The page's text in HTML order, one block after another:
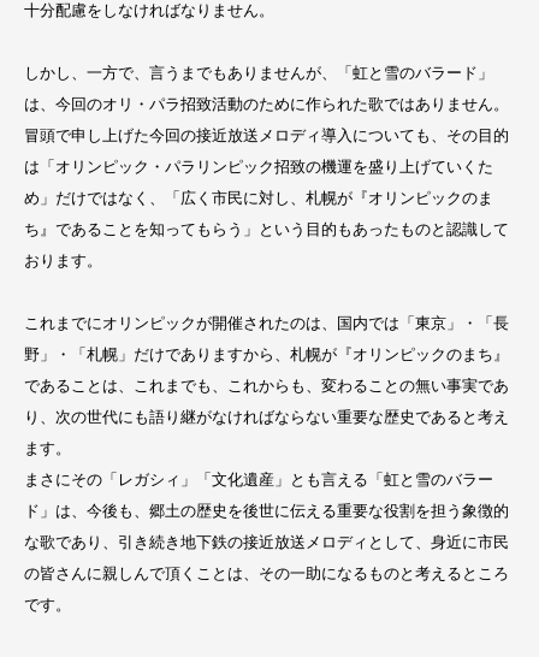
十分配慮をしなければなりません。
しかし、一方で、言うまでもありませんが、「虹と雪のバラード」
は、今回のオリ・パラ招致活動のために作られた歌ではありません。
冒頭で申し上げた今回の接近放送メロディ導入についても、その目的
は「オリンピック・パラリンピック招致の機運を盛り上げていくた
め」だけではなく、「広く市民に対し、札幌が『オリンピックのま
ち』であることを知ってもらう」という目的もあったものと認識して
おります。
これまでにオリンピックが開催されたのは、国内では「東京」・「長
野」・「札幌」だけでありますから、札幌が『オリンピックのまち』
であることは、これまでも、これからも、変わることの無い事実であ
り、次の世代にも語り継がなければならない重要な歴史であると考え
ます。
まさにその「レガシィ」「文化遺産」とも言える「虹と雪のバラー
ド」は、今後も、郷土の歴史を後世に伝える重要な役割を担う象徴的
な歌であり、引き続き地下鉄の接近放送メロディとして、身近に市民
の皆さんに親しんで頂くことは、その一助になるものと考えるところ
です。